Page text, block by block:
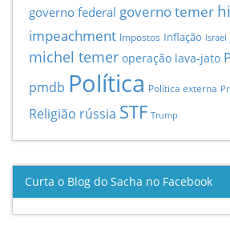
governo federal governo temer
impeachment Impostos Inflação Israel
michel temer operação lava-jato
pmdb Política Política externa
Religião rússia STF Trump
Curta o Blog do Sacha no Facebook